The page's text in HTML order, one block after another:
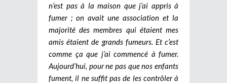
n’est pas à la maison que j’ai appris à
fumer ; on avait une association et la
majorité des membres qui étaient mes
amis étaient de grands fumeurs. Et c’est
comme ça que j’ai commencé à fumer.
Aujourd’hui, pour ne pas que nos enfants
fument, il ne suffit pas de les contrôler à